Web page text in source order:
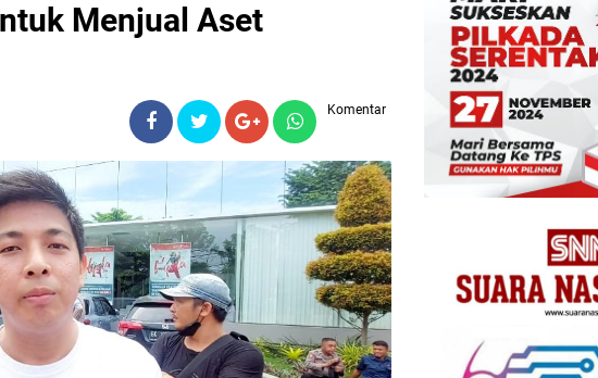
Menjual Aset
Komentar